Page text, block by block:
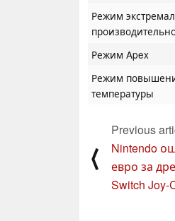
Режим
Режим Apex
Режим
температуры
⟨
Previous
Nintendo
евро за
Switch Joy-